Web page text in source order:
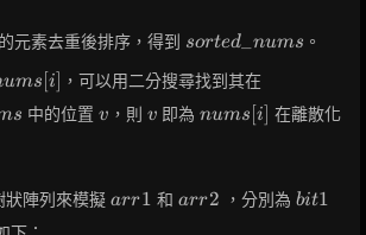
元素去重後排序，得到 sorted\_nums
sorted nums 。
ums i ，可以用二分搜尋找到其在
s 中的位置 v
v ，則 v
v 即為nums[i]
nums [i
在離散化
狀陣列來模擬 arr1
arr1 和 arr2
arr2 ，分別為 bit1
bit1